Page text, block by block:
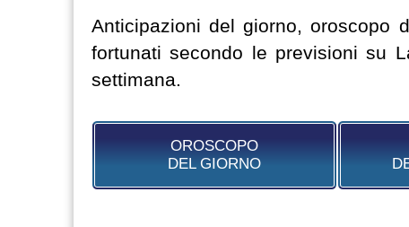
Anticipazioni del giorno, oroscopo
fortunati secondo le previsioni su
settimana.
OROSCOPO
DEL GIORNO